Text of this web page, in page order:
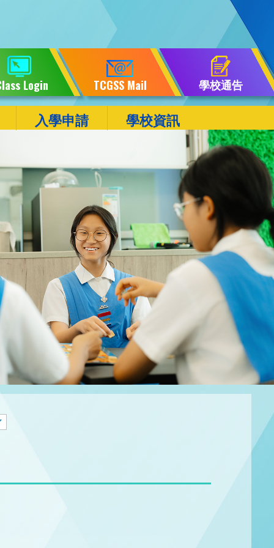
入學申請 學校資訊
Login TCGSS Mail 學校通告